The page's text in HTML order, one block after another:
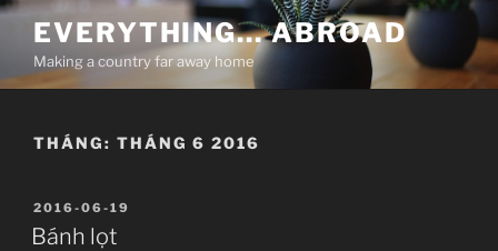
Chuyển
phần
nội
EVERYTHING… ABROAD
Making a country far away home
THÁNG: THÁNG 6 2016
ĐĂNG
TRONG
2016-06-19
Bánh lọt